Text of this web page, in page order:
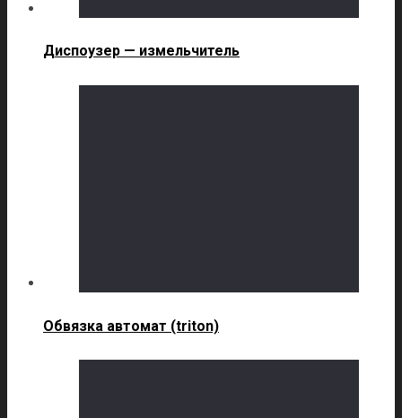
Диспоузер — измельчитель
Обвязка автомат (triton)